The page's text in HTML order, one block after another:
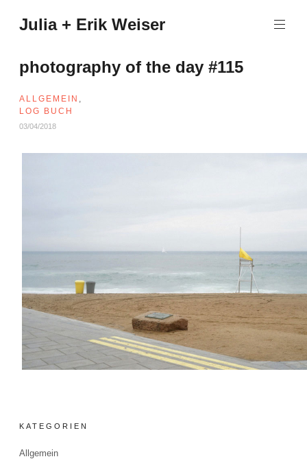
Inhalt
Julia + Erik Weiser
photography of the day #115
ALLGEMEIN ,
LOG BUCH
03/04/2018
KATEGORIEN
Allgemein